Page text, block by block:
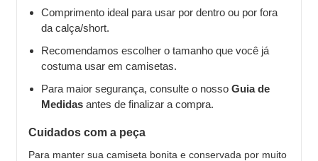
Comprimento ideal para usar por dentro ou por fora
da calça/short.
Recomendamos escolher o tamanho que você já
costuma usar em camisetas.
Para maior segurança, consulte o nosso Guia de
Medidas antes de finalizar a compra.
Cuidados com a peça
Para manter sua camiseta bonita e conservada por muito